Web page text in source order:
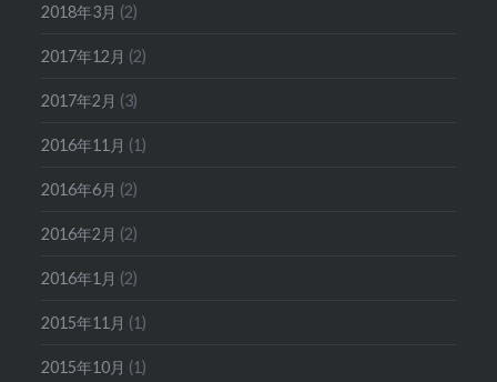
2018年3月 (2)
2017年12月 (2)
2017年2月 (3)
2016年11月 (1)
2016年6月 (2)
2016年2月 (2)
2016年1月 (2)
2015年11月 (1)
2015年10月 (1)